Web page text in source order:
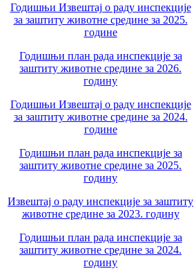
Годишњи Извештај о раду инспекције
за заштиту животне средине за 2025.
године
Годишњи план рада инспекције за
заштиту животне средине за 2026.
годину
Годишњи Извештај о раду инспекције
за заштиту животне средине за 2024.
године
Годишњи план рада инспекције за
заштиту животне средине за 2025.
годину
Извештај о раду инспекције за заштиту
животне средине за 2023. годину
Годишњи план рада инспекције за
заштиту животне средине за 2024.
годину